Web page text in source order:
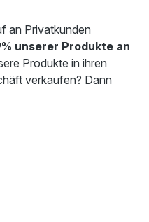
an Privatkunden
unserer Produkte an
Produkte in ihren
verkaufen? Dann